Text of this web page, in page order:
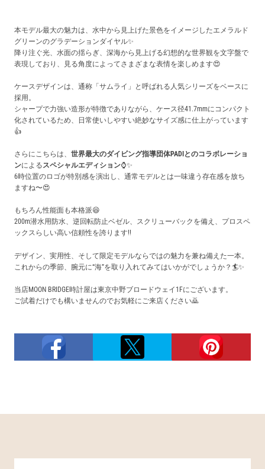
本モデル最大の魅力は、水中から見上げた景色をイメージしたエメラルド
グリーンのグラデーションダイヤル✨️
降り注ぐ光、水面の揺らぎ、深海から見上げる幻想的な世界観を文字盤で
表現しており、見る角度によってさまざまな表情を楽しめます😍
ケースデザインは、通称「サムライ」と呼ばれる人気シリーズをベースに
採用。
シャープで力強い造形が特徴でありながら、ケース径41.7mmにコンパクト
化されているため、日常使いしやすい絶妙なサイズ感に仕上がっています
👍️
さらにこちらは、 世界最大のダイビング指導団体PADIとのコラボレーショ
ンによるスペシャルエディション⌚✨️
6時位置のロゴが特別感を演出し、通常モデルとは一味違う存在感を放ち
ますね〜😍
もちろん性能面も本格派😆
200m潜水用防水、逆回転防止ベゼル、スクリューバックを備え、プロスペ
ックスらしい高い信頼性を誇ります!!
デザイン、実用性、そして限定モデルならではの魅力を兼ね備えた一本。
これからの季節、腕元に“海”を取り入れてみてはいかがでしょうか？🏄️✨️
当店MOON BRIDGE時計屋は東京中野ブロードウェイ1Fにございます。
ご試着だけでも構いませんのでお気軽にご来店ください🙇